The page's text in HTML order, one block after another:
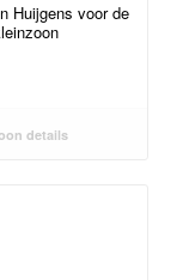
Huijgens voor de
details